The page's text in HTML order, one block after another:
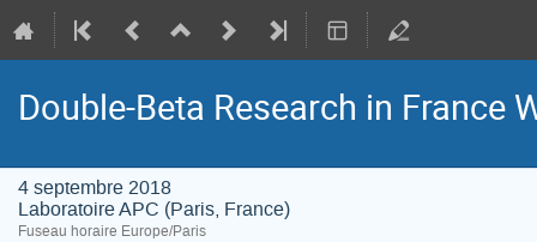
Double-Beta Research in France
4 septembre 2018
Laboratoire APC (Paris, France)
Fuseau horaire Europe/Paris